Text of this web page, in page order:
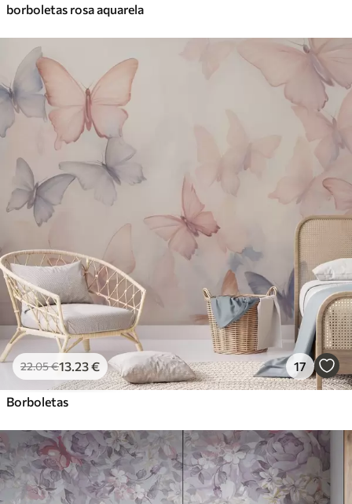
borboletas rosa aquarela
22.05€13.23€ 17
Borboletas